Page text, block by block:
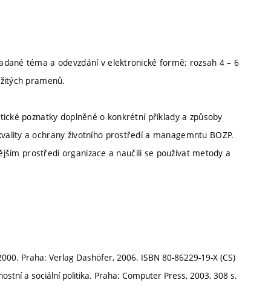
téma a odevzdání v elektronické formě; rozsah 4 – 6
pramenů.
poznatky doplněné o konkrétní příklady a způsoby
a ochrany životního prostředí a managemntu BOZP.
prostředí organizace a naučili se používat metody a
Praha: Verlag Dashöfer, 2006. ISBN 80-86229-19-X (CS)
a sociální politika. Praha: Computer Press, 2003, 308 s.